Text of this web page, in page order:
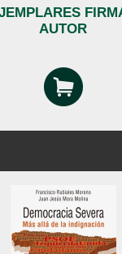
AUTOR